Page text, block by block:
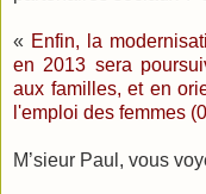
« Enfin, la
en 2013 sera
aux familles, et en
l'emploi des femmes
M’sieur Paul, vous